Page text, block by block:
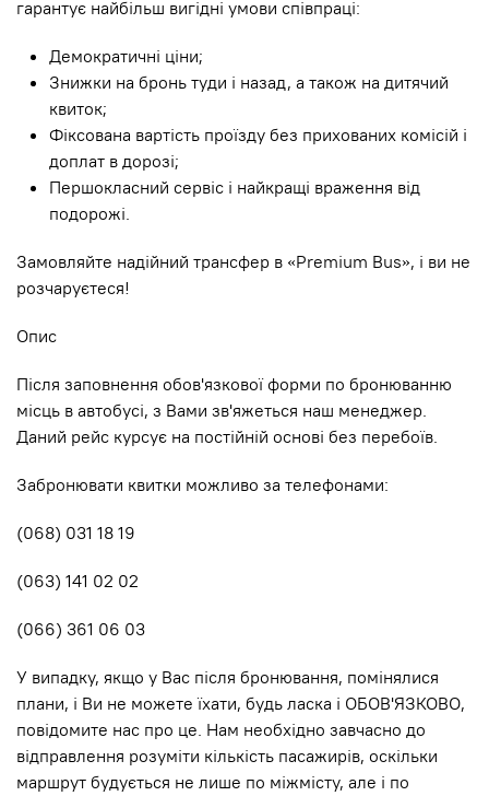
гарантує найбільш вигідні умови співпраці:
Демократичні ціни;
Знижки на бронь туди і назад, а також на дитячий
квиток;
Фіксована вартість проїзду без прихованих комісій і
доплат в дорозі;
Першокласний сервіс і найкращі враження від
подорожі.
Замовляйте надійний трансфер в «Premium Bus», і ви не
розчаруєтеся!
Опис
Після заповнення обов'язкової форми по бронюванню
місць в автобусі, з Вами зв'яжеться наш менеджер.
Даний рейс курсує на постійній основі без перебоїв.
Забронювати квитки можливо за телефонами:
(068) 031 18 19
(063) 141 02 02
(066) 361 06 03
У випадку, якщо у Вас після бронювання, помінялися
плани, і Ви не можете їхати, будь ласка і ОБОВ'ЯЗКОВО,
повідомите нас про це. Нам необхідно завчасно до
відправлення розуміти кількість пасажирів, оскільки
маршрут будується не лише по мiжмiсту, але і по